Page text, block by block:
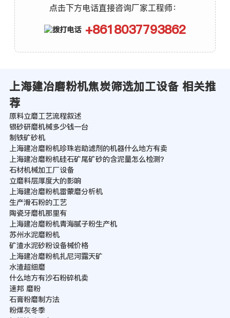
点击下方电话直接咨询厂家工程师：
+8618037793862
上海建冶磨粉机焦炭筛选加工设备 相关推
荐
原料立磨工艺流程叙述
银砂研磨机械多少钱一台
制铁矿砂机
上海建冶磨粉机珍珠岩助滤剂的机器什么地方有卖
上海建冶磨粉机硅石矿尾矿砂的含泥量怎么检测？
石材机械加工厂设备
立磨料层厚度大的影响
上海建冶磨粉机雷蒙磨分析机
生产滑石粉的工艺
陶瓷牙磨机那里有
上海建冶磨粉机青海腻子粉生产机
苏州水泥磨粉机
矿渣水泥砂粉设备械价格
上海建冶磨粉机扎尼河露天矿
水渣超细磨
什么地方有沙石粉碎机卖
速邦 磨粉
石膏粉磨制方法
粉煤灰冬季